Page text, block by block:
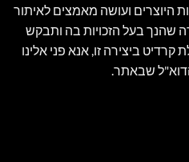
היוצרים ועושה מאמצים לאיתור
שהנך בעל הזכויות בה ותבקש
ביצירה זו, אנא פני אלינו
שבאתר.